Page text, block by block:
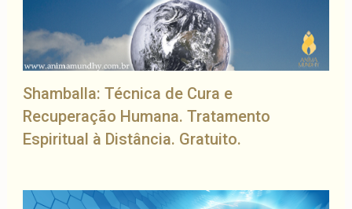
Shamballa: Técnica de Cura e
Recuperação Humana. Tratamento
Espiritual à Distância. Gratuito.